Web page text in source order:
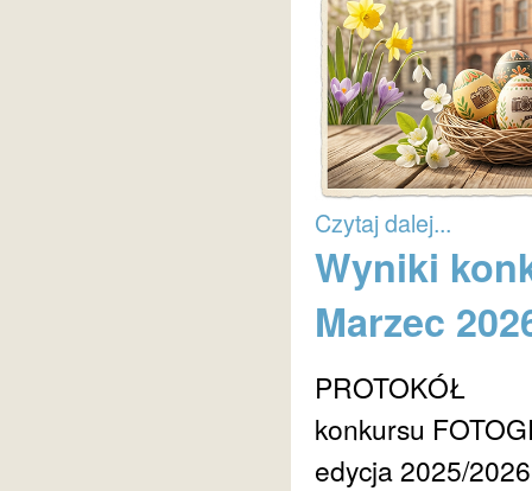
Czytaj dalej...
Wyniki
Marzec
PROTOKÓŁ
konkursu
edycja 2025/2026